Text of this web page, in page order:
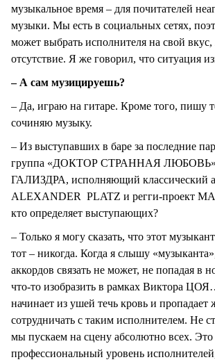
музыкальное время – для почитателей
музыки. Мы есть в социальных сетях,
может выбрать исполнителя на свой вкус,
отсутствие. Я же говорил, что ситуация
– А сам музицируешь?
– Да, играю на гитаре. Кроме того, пишу
сочиняю музыку.
– Из выступавших в баре за последние
группа «ДОКТОР СТРАННАЯ ЛЮБОВЬ»,
ГАЛИЗДРА, исполняющий классический
ALEXANDER PLATZ и регги-проект
кто определяет выступающих?
– Только я могу сказать, что этот
тот – никогда. Когда я слышу
аккордов связать не может, не попадая в
что-то изобразить в рамках Виктора
начинает из ушей течь кровь и пропадает
сотрудничать с таким исполнителем. Не
мы пускаем на сцену абсолютно всех.
профессиональный уровень